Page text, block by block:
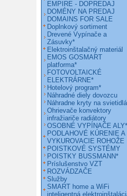
EMPIRE - DOPREDAJ
DOMÉNY NA PREDAJ
DOMAINS FOR SALE
Doplnkový sortiment
Drevené Vypínače a
Zásuvky*
Elektroinštalačný materiál
EMOS GOSMART
platforma*
FOTOVOLTAICKÉ
ELEKTRÁRNE*
Hotelový program*
Náhradné diely dovozcu
Náhradne kryty na svietidlá
Ohrievače konvektory
infražiariče radiátory
OSOBNÉ VYPÍNAČE ALY*
PODLAHOVÉ KÚRENIE A
VYKUROVACIE ROHOŽE
POISTKOVÉ SYSTÉMY
POISTKY BUSSMANN*
Príslušenstvo VZT
ROZVÁDZAČE
Služby
SMART home a WiFi
inteligentná